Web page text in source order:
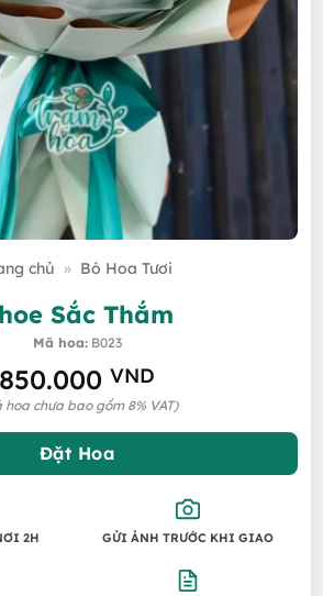
chủ » Bó Hoa Tươi
Sắc Thắm
Mã hoa:B023
850.000 VND
hoa chưa bao gồm 8% VAT)
Đặt Hoa
2H GỬI ẢNH TRƯỚC KHI GIAO